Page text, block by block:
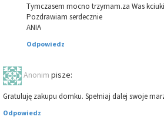
Tymczasem mocno trzymam.za Was kciuki
Pozdrawiam serdecznie
ANIA
Odpowiedz
Anonim pisze:
Gratuluję zakupu domku. Spełniaj dalej swoje
Odpowiedz